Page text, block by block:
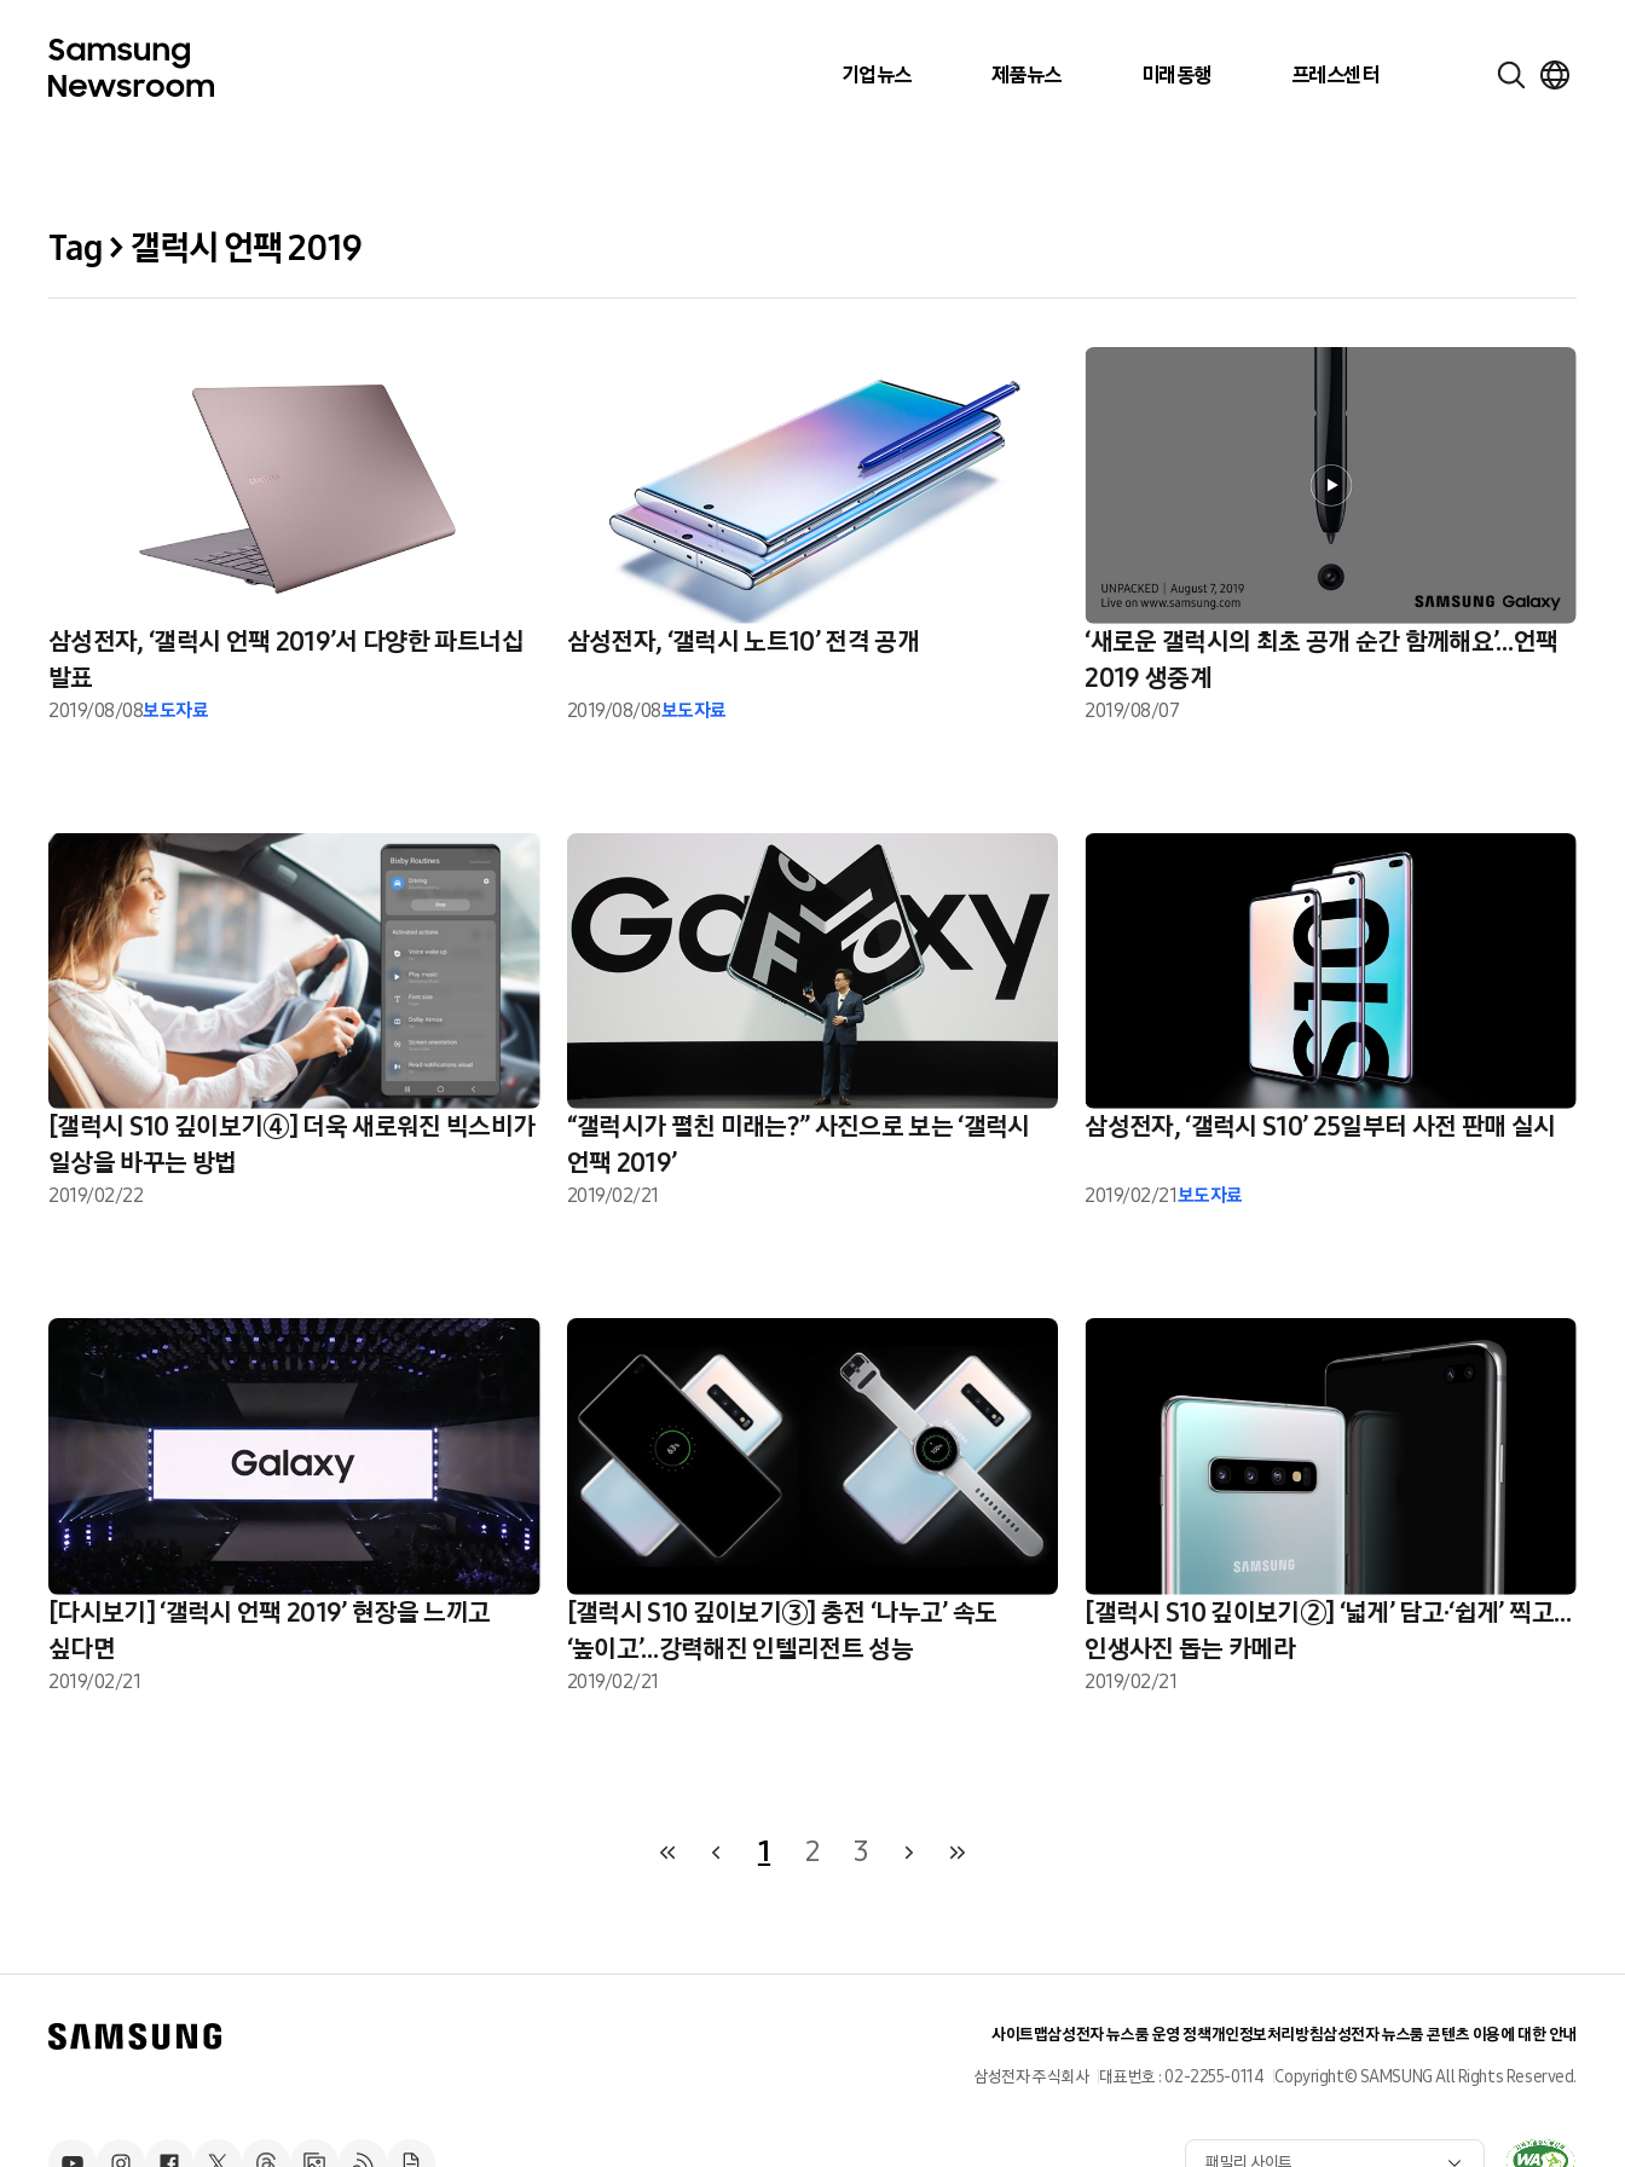
기업뉴스 제품뉴스 미래동행 프레스센터
Tag > 갤럭시 언팩 2019
삼성전자, ‘갤럭시 언팩 2019’서 다양한 파트너십
발표
2019/08/08보도자료
삼성전자, ‘갤럭시 노트10’ 전격 공개
2019/08/08보도자료
‘새로운 갤럭시의 최초 공개 순간 함께해요’…언팩
2019 생중계
2019/08/07
[갤럭시 S10 깊이보기④] 더욱 새로워진 빅스비가
일상을 바꾸는 방법
2019/02/22
“갤럭시가 펼친 미래는?” 사진으로 보는 ‘갤럭시
언팩 2019’
2019/02/21
삼성전자, ‘갤럭시 S10’ 25일부터 사전 판매 실시
2019/02/21보도자료
[다시보기] ‘갤럭시 언팩 2019’ 현장을 느끼고
싶다면
2019/02/21
[갤럭시 S10 깊이보기③] 충전 ‘나누고’ 속도
‘높이고’…강력해진 인텔리전트 성능
2019/02/21
[갤럭시 S10 깊이보기②] ‘넓게’ 담고·‘쉽게’ 찍고…
인생사진 돕는 카메라
2019/02/21
1 2 3
사이트맵삼성전자 뉴스룸 운영 정책개인정보처리방침삼성전자 뉴스룸 콘텐츠 이용에 대한 안내
삼성전자 주식회사 대표번호 : 02-2255-0114 Copyright© SAMSUNG All Rights Reserved.